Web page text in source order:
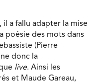
a fallu adapter la mise
poésie des mots dans
(Pierre
donc la
live. Ainsi les
et Maude Gareau,